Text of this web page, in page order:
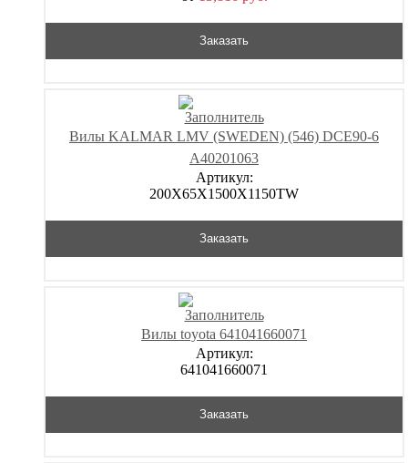
Заказать
Вилы KALMAR LMV (SWEDEN) (546) DCE90-6
A40201063
Артикул:
200X65X1500X1150TW
Заказать
Вилы toyota 641041660071
Артикул:
641041660071
Заказать